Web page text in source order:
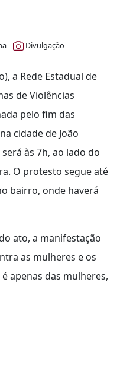
Divulgação
a Rede Estadual de
de Violências
pelo fim das
cidade de João
às 7h, ao lado do
O protesto segue até
bairro, onde haverá
ato, a manifestação
as mulheres e os
apenas das mulheres,